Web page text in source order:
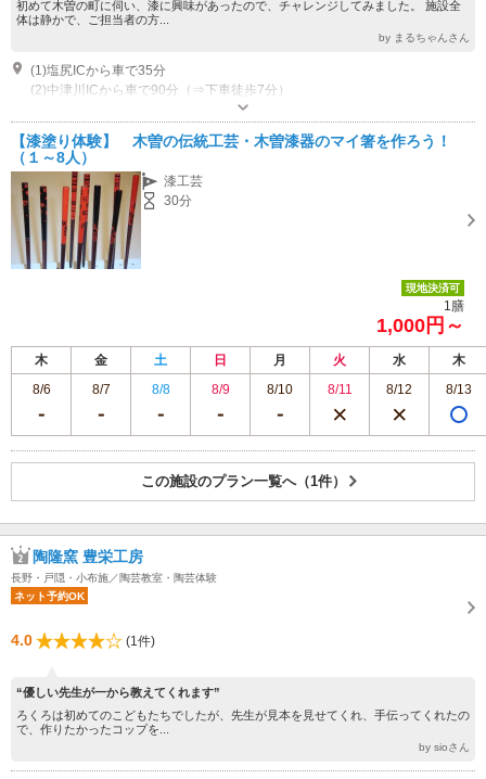
初めて木曽の町に伺い、漆に興味があったので、チャレンジしてみました。 施設全
体は静かで、ご担当者の方...
by まるちゃんさん
(1)塩尻ICから車で35分
(2)中津川ICから車で90分（⇒下車徒歩7分）
営業：9:00～17:00 休業：月 祝祭日の翌日
【漆塗り体験】 木曽の伝統工芸・木曽漆器のマイ箸を作ろう！
（１～8人）
漆工芸
30分
現地決済可
1膳
1,000円～
木 金 土 日 月 火 水
木
8/6
8/7 8/8 8/9 8/10 8/11 8/12 8/13
この施設のプラン一覧へ（1件）
陶隆窯 豊栄工房
長野・戸隠・小布施／陶芸教室・陶芸体験
ネット予約OK
4.0 (1件)
“優しい先生が一から教えてくれます”
ろくろは初めてのこどもたちでしたが、先生が見本を見せてくれ、手伝ってくれたの
で、作りたかったコップを...
by sioさん